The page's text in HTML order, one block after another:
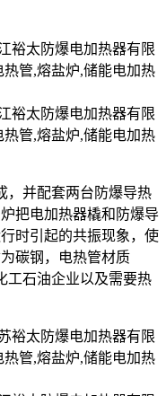
，并配套两台防爆导热
把电加热器橇和防爆导
时引起的共振现象，使
碳钢，电热管材质
工石油企业以及需要热